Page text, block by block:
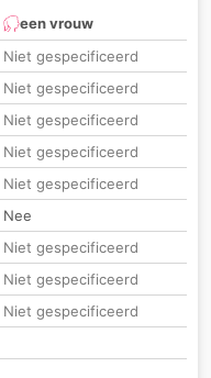
een vrouw
Niet gespecificeerd
Niet gespecificeerd
Niet gespecificeerd
Niet gespecificeerd
Niet gespecificeerd
Nee
Niet gespecificeerd
Niet gespecificeerd
Niet gespecificeerd